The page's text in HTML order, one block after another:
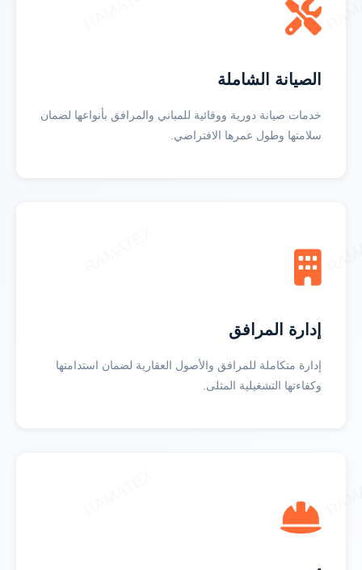
الصيانة الشاملة
خدمات صيانة دورية ووقائية للمباني والمرافق بأنواعها لضمان
سلامتها وطول عمرها الافتراضي.
إدارة المرافق
إدارة متكاملة للمرافق والأصول العقارية لضمان استدامتها
وكفاءتها التشغيلية المثلى.